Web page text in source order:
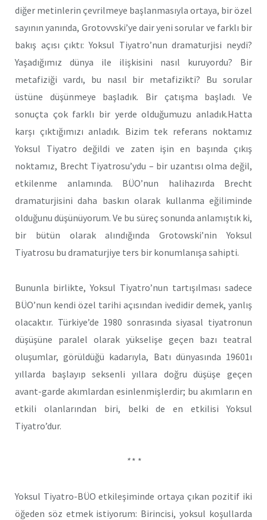
diğer metinlerin çevrilmeye başlanmasıyla ortaya, bir özel
sayının yanında, Grotovvski’ye dair yeni sorular ve farklı bir
bakış açısı çıktı: Yoksul Tiyatro’nun dramaturjisi neydi?
Yaşadığımız dünya ile ilişkisini nasıl kuruyordu? Bir
metafiziği vardı, bu nasıl bir metafizikti? Bu sorular
üstüne düşünmeye başladık. Bir çatışma başladı. Ve
sonuçta çok farklı bir yerde olduğumuzu anladık.Hatta
karşı çıktığımızı anladık. Bizim tek referans noktamız
Yoksul Tiyatro değildi ve zaten işin en başında çıkış
noktamız, Brecht Tiyatrosu’ydu – bir uzantısı olma değil,
etkilenme anlamında. BÜO’nun halihazırda Brecht
dramaturjisini daha baskın olarak kullanma eğiliminde
olduğunu düşünüyorum. Ve bu süreç sonunda anlamıştık ki,
bir bütün olarak alındığında Grotowski’nin Yoksul
Tiyatrosu bu dramaturjiye ters bir konumlanışa sahipti.
Bununla birlikte, Yoksul Tiyatro’nun tartışılması sadece
BÜO’nun kendi özel tarihi açısından ivedidir demek, yanlış
olacaktır. Türkiye’de 1980 sonrasında siyasal tiyatronun
düşüşüne paralel olarak yükselişe geçen bazı teatral
oluşumlar, görüldüğü kadarıyla, Batı dünyasında 19601ı
yıllarda başlayıp seksenli yıllara doğru düşüşe geçen
avant-garde akımlardan esinlenmişlerdir; bu akımların en
etkili olanlarından biri, belki de en etkilisi Yoksul
Tiyatro’dur.
** *
Yoksul Tiyatro-BÜO etkileşiminde ortaya çıkan pozitif iki
öğeden söz etmek istiyorum: Birincisi, yoksul koşullarda